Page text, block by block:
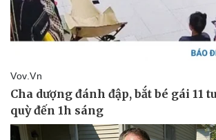
Sức khỏe
Dinh dưỡng - món ngon
Cây thuốc
Đời sống
Blog